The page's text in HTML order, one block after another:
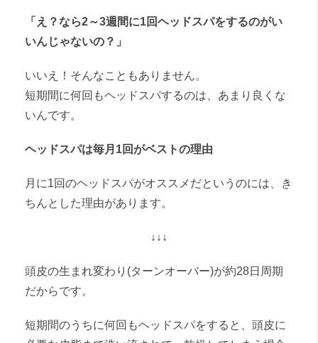
「え？なら2～3週間に1回ヘッドスパをするのがい
いんじゃないの？」
いいえ！そんなこともありません。
短期間に何回もヘッドスパするのは、あまり良くな
いんです。
ヘッドスパは毎月1回がベストの理由
月に1回のヘッドスパがオススメだというのには、き
ちんとした理由があります。
↓↓↓
頭皮の生まれ変わり(ターンオーバー)が約28日周期
だからです。
短期間のうちに何回もヘッドスパをすると、頭皮に